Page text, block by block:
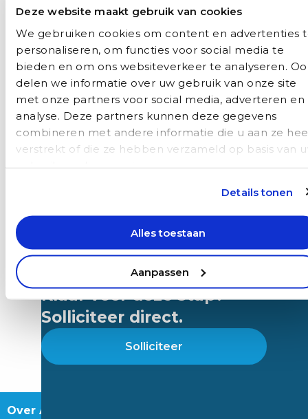
Deze website maakt gebruik van cookies
We gebruiken cookies om content en advertenties
personaliseren, om functies voor social media te
bieden en om ons websiteverkeer te analyseren.
delen we informatie over uw gebruik van onze site
met onze partners voor social media, adverteren en
analyse. Deze partners kunnen deze gegevens
combineren met andere informatie die u aan ze
verstrekt of die ze hebben verzameld op basis van
Details tonen
Alles toestaan
Aanpassen
Verschillende werkplekken:van stadse
huisartsenpraktijken tot landelijke
gezondheidscentra.
Professionele ontwikkeling:mogelijkheden om
extra scholingen te volgen via onze Auxilio
Academie.
Landelijk netwerk:opdrachten door heel
Nederland.
kun je via detachering aan de slag, waarbij je het
van flexibel werken én de zekerheid van een
werkgever die jou ondersteunt.
Klaar voor deze stap?
Solliciteer direct.
Solliciteer
Over Auxilio